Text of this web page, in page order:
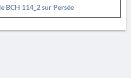
BCH 114_2 sur Persée